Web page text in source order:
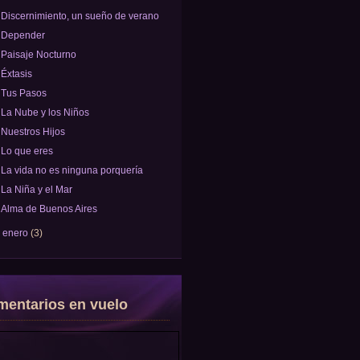
Discernimiento, un sueño de verano
Depender
Paisaje Nocturno
Éxtasis
Tus Pasos
La Nube y los Niños
Nuestros Hijos
Lo que eres
La vida no es ninguna porquería
La Niña y el Mar
Alma de Buenos Aires
enero(3)
en vuelo